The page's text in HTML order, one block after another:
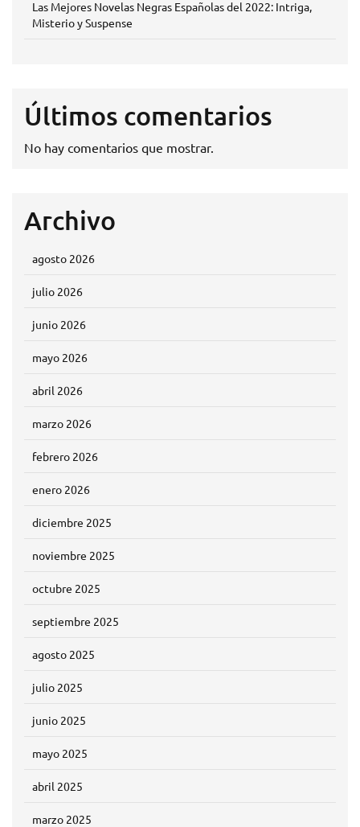
Las Mejores Novelas Negras Españolas del 2022: Intriga,
Misterio y Suspense
Últimos comentarios
No hay comentarios que mostrar.
Archivo
agosto 2026
julio 2026
junio 2026
mayo 2026
abril 2026
marzo 2026
febrero 2026
enero 2026
diciembre 2025
noviembre 2025
octubre 2025
septiembre 2025
agosto 2025
julio 2025
junio 2025
mayo 2025
abril 2025
marzo 2025